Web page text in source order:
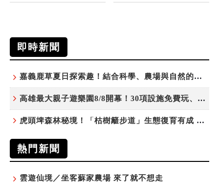
即時新聞
嘉義鹿草夏日探索趣！結合科學、農場與自然的親子小旅行
高雄最大親子遊樂園8/8開幕！30項設施免費玩、YOYO家族嗨翻暑假
虎頭埤森林秘境！「枯樹籬步道」生態復育有成 走進大自然生命教室
熱門新聞
雲遊仙境／坐客蘇家農場 來了就不想走